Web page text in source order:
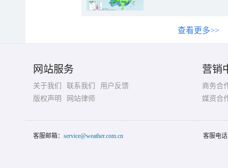
查看更多>>
网站服务
关于我们 联系我们
用户反馈
版权声明
网站律师
营销
商务合
媒资合
客服邮箱： service@weather.com.cn 客服电